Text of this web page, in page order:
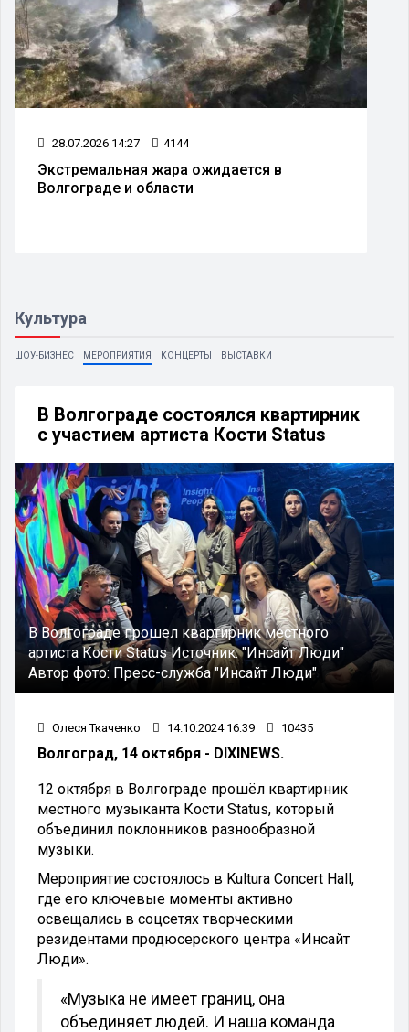
28.07.2026 14:27 4144
Экстремальная жара ожидается в
Волгограде и области
Культура
ШОУ-БИЗНЕС МЕРОПРИЯТИЯ КОНЦЕРТЫ ВЫСТАВКИ
В Волгограде состоялся квартирник
с участием артиста Кости Status
В Волгограде прошел квартирник местного
артиста Кости StatusИсточник:"Инсайт Люди"
Автор фото: Пресс-служба "Инсайт Люди"
Олеся Ткаченко 14.10.2024 16:39 10435
Волгоград, 14 октября - DIXINEWS.
12 октября в Волгограде прошёл квартирник
местного музыканта Кости Status, который
объединил поклонников разнообразной
музыки.
Мероприятие состоялось в Kultura Concert Hall,
где его ключевые моменты активно
освещались в соцсетях творческими
резидентами продюсерского центра «Инсайт
Люди».
«Музыка не имеет границ, она
объединяет людей. И наша команда